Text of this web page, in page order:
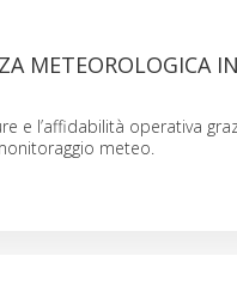
METEOROLOGICA IN
e l’affidabilità operativa
meteo.